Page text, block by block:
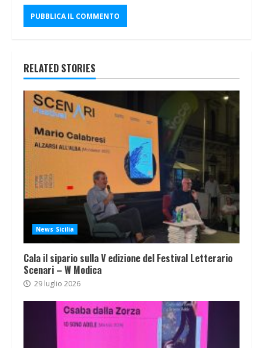
RELATED STORIES
News Sicilia
Cala il sipario sulla V edizione del Festival Letterario
Scenari – W Modica
29 luglio 2026